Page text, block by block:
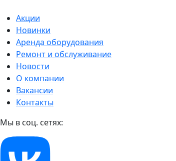
Акции
Новинки
Аренда оборудования
Ремонт и обслуживание
Новости
О компании
Вакансии
Контакты
Мы в соц. сетях: